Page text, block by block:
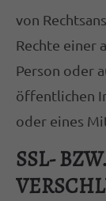
von
Rechte einer
Person oder
öffentlichen
oder eines
SSL-